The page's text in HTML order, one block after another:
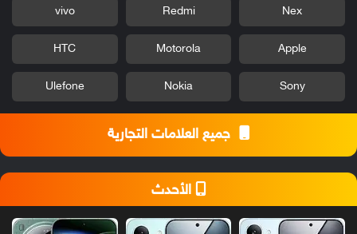
Nex
Redmi
vivo
Apple
Motorola
HTC
Sony
Nokia
Ulefone
جميع العلامات التجارية
الأحدث